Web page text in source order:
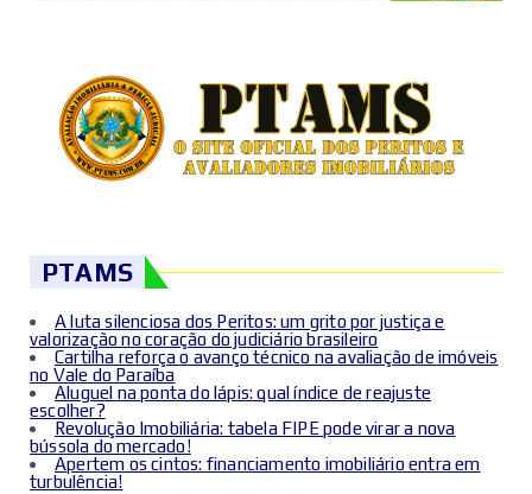
PTAMS
A luta silenciosa dos Peritos: um grito por justiça e
valorização no coração do judiciário brasileiro
Cartilha reforça o avanço técnico na avaliação de imóveis
no Vale do Paraíba
Aluguel na ponta do lápis: qual índice de reajuste
escolher?
Revolução Imobiliária: tabela FIPE pode virar a nova
bússola do mercado!
Apertem os cintos: financiamento imobiliário entra em
turbulência!